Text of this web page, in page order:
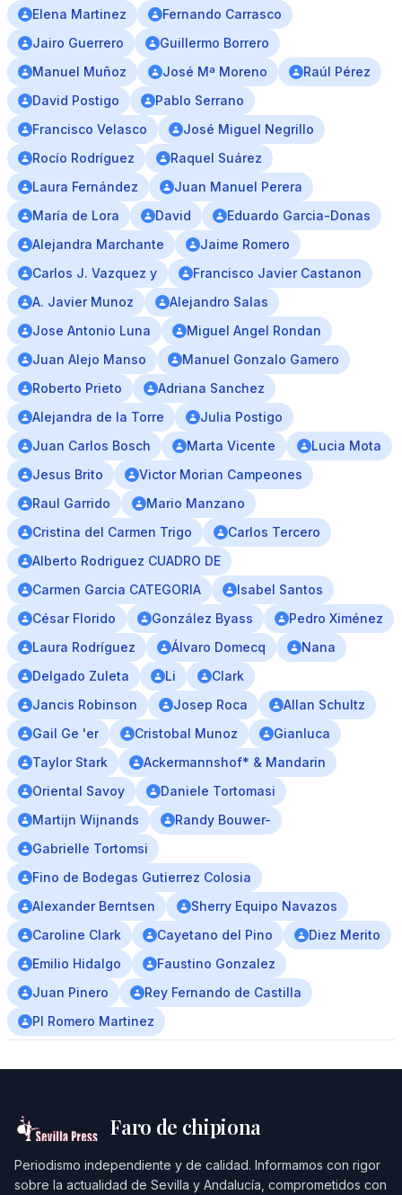
Elena Martinez
Fernando Carrasco
Jairo Guerrero
Guillermo Borrero
Manuel Muñoz
José Mª Moreno
Raúl Pérez
David Postigo
Pablo Serrano
Francisco Velasco
José Miguel Negrillo
Rocío Rodríguez
Raquel Suárez
Laura Fernández
Juan Manuel Perera
María de Lora
David
Eduardo Garcia-Donas
Alejandra Marchante
Jaime Romero
Carlos J. Vazquez y
Francisco Javier Castanon
A. Javier Munoz
Alejandro Salas
Jose Antonio Luna
Miguel Angel Rondan
Juan Alejo Manso
Manuel Gonzalo Gamero
Roberto Prieto
Adriana Sanchez
Alejandra de la Torre
Julia Postigo
Juan Carlos Bosch
Marta Vicente
Lucia Mota
Jesus Brito
Victor Morian Campeones
Raul Garrido
Mario Manzano
Cristina del Carmen Trigo
Carlos Tercero
Alberto Rodriguez CUADRO DE
Carmen Garcia CATEGORIA
Isabel Santos
César Florido
González Byass
Pedro Ximénez
Laura Rodríguez
Álvaro Domecq
Nana
Delgado Zuleta
Li
Clark
Jancis Robinson
Josep Roca
Allan Schultz
Gail Ge 'er
Cristobal Munoz
Gianluca
Taylor Stark
Ackermannshof* & Mandarin
Oriental Savoy
Daniele Tortomasi
Martijn Wijnands
Randy Bouwer-
Gabrielle Tortomsi
Fino de Bodegas Gutierrez Colosia
Alexander Berntsen
Sherry Equipo Navazos
Caroline Clark
Cayetano del Pino
Diez Merito
Emilio Hidalgo
Faustino Gonzalez
Juan Pinero
Rey Fernando de Castilla
Pl Romero Martinez
Faro de chipiona
Periodismo independiente y de calidad. Informamos con rigor
sobre la actualidad de Sevilla y Andalucía, comprometidos con